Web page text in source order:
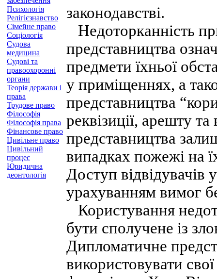
Психологія
Релігієзнавство
Сімейне право
Соціологія
Судова
медицина
Судові та
правоохоронні
органи
Теорія держави і
права
Трудове право
Філософія
Філософія права
Фінансове право
Цивільне право
Цивільний
процес
Юридична
деонтологія
законодавстві.
Недоторканність
представництва
предмети їхньої
у приміщеннях, а
представництва
реквізиції, арешту
представництва
випадках пожежі на
Доступ відвідувачів
урахуванням вимог
Користування
бути сполучене із
Дипломатичне
використовувати